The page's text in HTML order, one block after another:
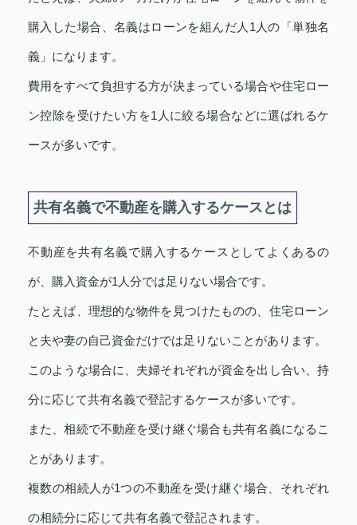
購入した場合、名義はローンを組んだ人1人の「単独名
義」になります。
費用をすべて負担する方が決まっている場合や住宅ロー
ン控除を受けたい方を1人に絞る場合などに選ばれるケ
ースが多いです。
共有名義で不動産を購入するケースとは
不動産を共有名義で購入するケースとしてよくあるの
が、購入資金が1人分では足りない場合です。
たとえば、理想的な物件を見つけたものの、住宅ローン
と夫や妻の自己資金だけでは足りないことがあります。
このような場合に、夫婦それぞれが資金を出し合い、持
分に応じて共有名義で登記するケースが多いです。
また、相続で不動産を受け継ぐ場合も共有名義になるこ
とがあります。
複数の相続人が1つの不動産を受け継ぐ場合、それぞれ
の相続分に応じて共有名義で登記されます。